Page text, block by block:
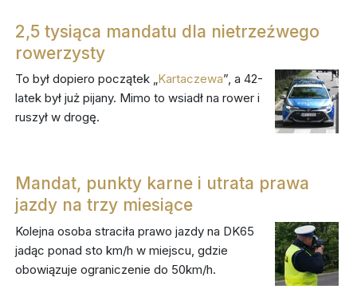
2,5 tysiąca mandatu dla nietrzeźwego
rowerzysty
To był dopiero początek „Kartaczewa”, a 42-
latek był już pijany. Mimo to wsiadł na rower i
ruszył w drogę.
Mandat, punkty karne i utrata prawa
jazdy na trzy miesiące
Kolejna osoba straciła prawo jazdy na DK65
jadąc ponad sto km/h w miejscu, gdzie
obowiązuje ograniczenie do 50km/h.